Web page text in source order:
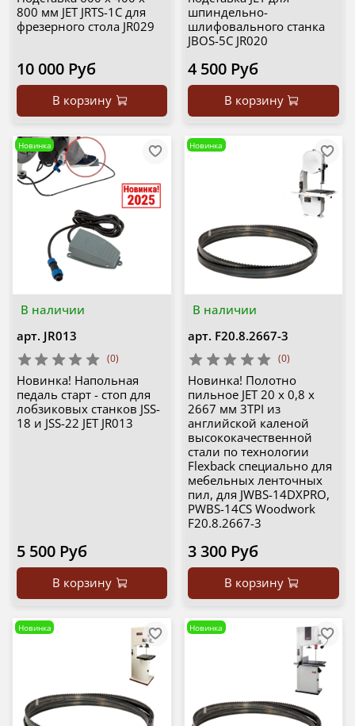
800 мм JET JRTS-1C для
фрезерного стола JR029
10 000 Руб
В корзину
шпиндельно-
шлифовального станка
JBOS-5C JR020
4 500 Руб
В корзину
В наличии
Новинка
арт. JR013
(0)
Новинка! Напольная
педаль старт - стоп для
лобзиковых станков JSS-
18 и JSS-22 JET JR013
5 500 Руб
В корзину
В наличии
Новинка
арт. F20.8.2667-3
(0)
Новинка! Полотно
пильное JET 20 х 0,8 х
2667 мм 3TPI из
английской каленой
высококачественной
стали по технологии
Flexback специально для
мебельных ленточных
пил, для JWBS-14DXPRO,
PWBS-14CS Woodwork
F20.8.2667-3
3 300 Руб
В корзину
Новинка Новинка